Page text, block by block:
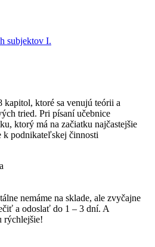
subjektov I.
ktoré sa venujú teórii a
tried. Pri písaní učebnice
ktorý má na začiatku najčastejšie
k podnikateľskej činnosti
nemáme na sklade, ale zvyčajne
a odoslať do 1 – 3 dní. A
rýchlejšie!